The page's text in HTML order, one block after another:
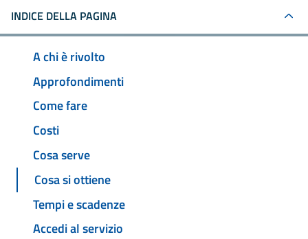
INDICE DELLA PAGINA
A chi è rivolto
Approfondimenti
Come fare
Costi
Cosa serve
Cosa si ottiene
Tempi e scadenze
Accedi al servizio